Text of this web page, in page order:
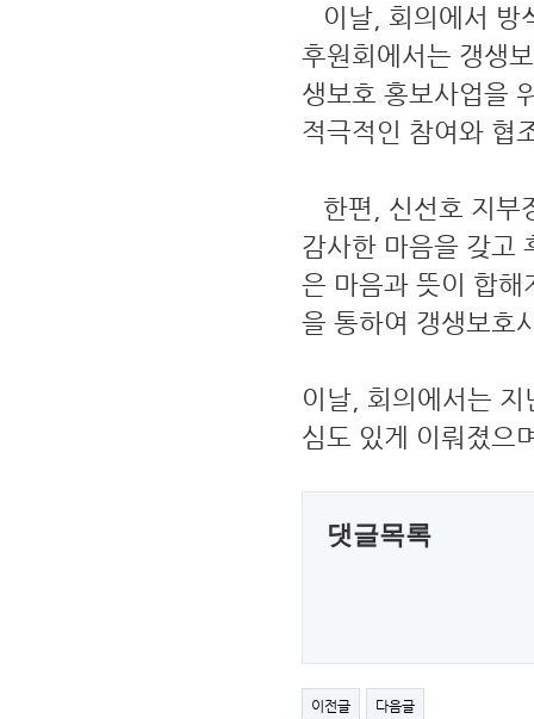
이날, 회의에서 방
후원회에서는 갱생
생보호 홍보사업을
적극적인 참여와 협
한편, 신선호 지부
감사한 마음을 갖고
은 마음과 뜻이 합해
을 통하여 갱생보호
이날, 회의에서는
심도 있게 이뤄졌으
댓글목록
이전글 다음글